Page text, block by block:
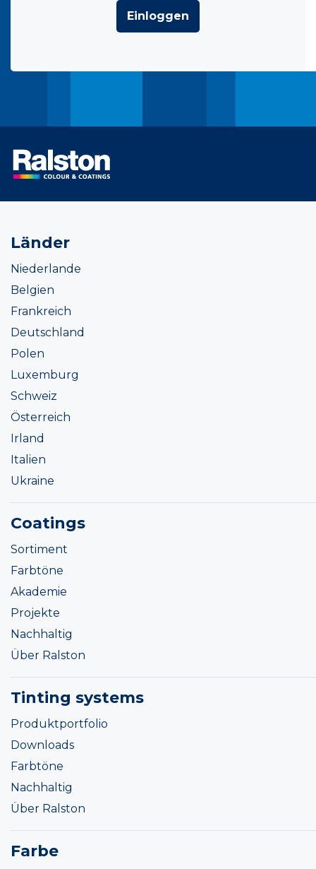
Einloggen
Länder
Niederlande
Belgien
Frankreich
Deutschland
Polen
Luxemburg
Schweiz
Österreich
Irland
Italien
Ukraine
Coatings
Sortiment
Farbtöne
Akademie
Projekte
Nachhaltig
Über Ralston
Tinting systems
Produktportfolio
Downloads
Farbtöne
Nachhaltig
Über Ralston
Farbe